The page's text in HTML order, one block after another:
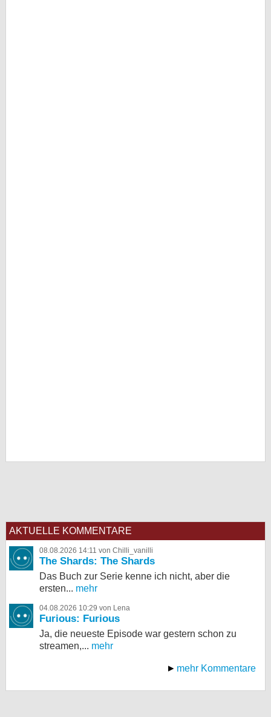
AKTUELLE KOMMENTARE
08.08.2026 14:11 von Chilli_vanilli
The Shards: The Shards
Das Buch zur Serie kenne ich nicht, aber die
ersten... mehr
04.08.2026 10:29 von Lena
Furious: Furious
Ja, die neueste Episode war gestern schon zu
streamen,... mehr
mehr Kommentare